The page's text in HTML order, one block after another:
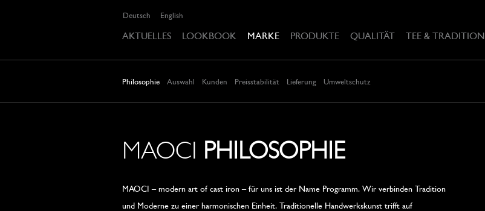
AKTUELLES LOOKBOOK MARKE PRODUKTE QUALITÄT TEE & TRADITION
Philosophie Auswahl Kunden Preisstabilität Lieferung Umweltschutz
MAOCI PHILOSOPHIE
MAOCI – modern art of cast iron – für uns ist der Name Programm. Wir verbinden Tradition
und Moderne zu einer harmonischen Einheit. Traditionelle Handwerkskunst trifft auf
Deutsch English